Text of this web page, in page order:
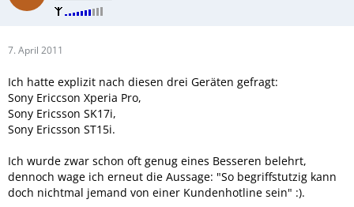
7. April 2011
Ich hatte explizit nach diesen drei Geräten gefragt:
Sony Ericcson Xperia Pro,
Sony Ericsson SK17i,
Sony Ericsson ST15i.
Ich wurde zwar schon oft genug eines Besseren belehrt,
dennoch wage ich erneut die Aussage: "So begriffstutzig kann
doch nichtmal jemand von einer Kundenhotline sein" :).